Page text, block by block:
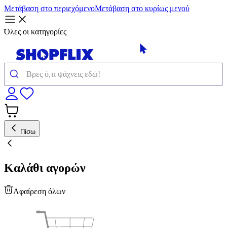
Μετάβαση στο περιεχόμενοΜετάβαση στο κυρίως μενού
Όλες οι κατηγορίες
Πίσω
Καλάθι αγορών
Αφαίρεση όλων